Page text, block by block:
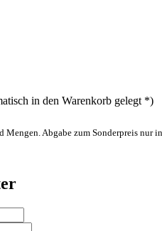
in den Warenkorb gelegt *)
Abgabe zum Sonderpreis nur